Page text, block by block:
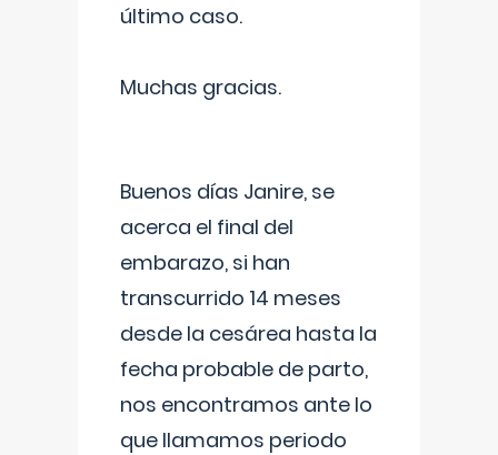
último caso.
Muchas gracias.
Buenos días Janire, se
acerca el final del
embarazo, si han
transcurrido 14 meses
desde la cesárea hasta la
fecha probable de parto,
nos encontramos ante lo
que llamamos periodo